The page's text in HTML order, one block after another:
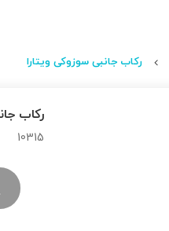
ركاب جانبی سوزوکی ویتارا
ركاب
10315